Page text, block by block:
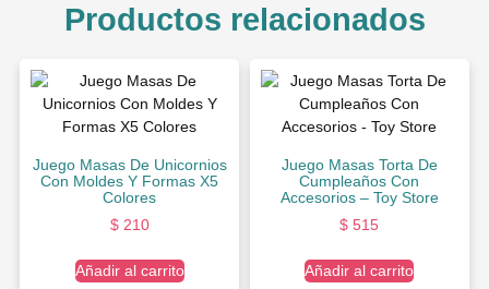
Productos relacionados
Juego Masas De Unicornios
Con Moldes Y Formas X5
Colores
$210
Añadir al carrito
Juego Masas Torta De
Cumpleaños Con
Accesorios – Toy Store
$ 515
Añadir al carrito